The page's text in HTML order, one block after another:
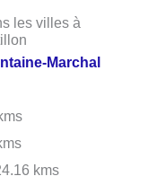
les villes à
Marchal
kms